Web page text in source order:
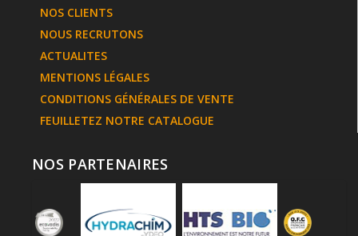
NOS CLIENTS
NOUS RECRUTONS
ACTUALITES
MENTIONS LÉGALES
CONDITIONS GÉNÉRALES DE VENTE
FEUILLETEZ NOTRE CATALOGUE
NOS PARTENAIRES